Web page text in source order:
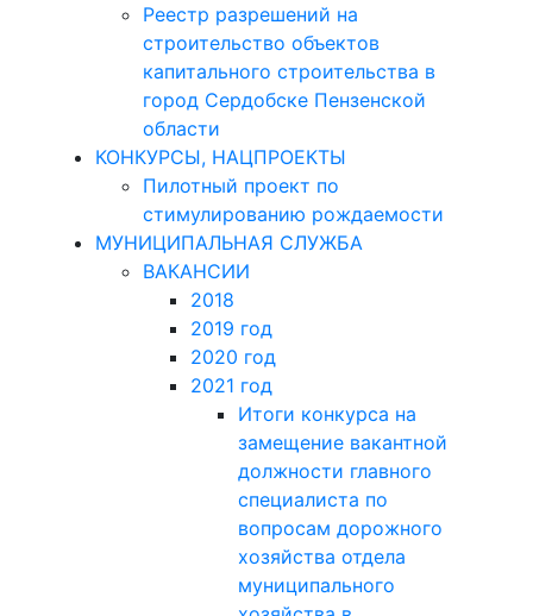
Реестр разрешений на
строительство объектов
капитального строительства в
город Сердобске Пензенской
области
КОНКУРСЫ, НАЦПРОЕКТЫ
Пилотный проект по
стимулированию рождаемости
МУНИЦИПАЛЬНАЯ СЛУЖБА
ВАКАНСИИ
2018
2019 год
2020 год
2021 год
Итоги конкурса на
замещение вакантной
должности главного
специалиста по
вопросам дорожного
хозяйства отдела
муниципального